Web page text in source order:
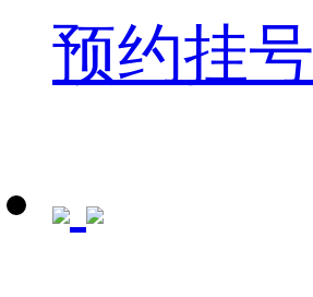
预约挂号